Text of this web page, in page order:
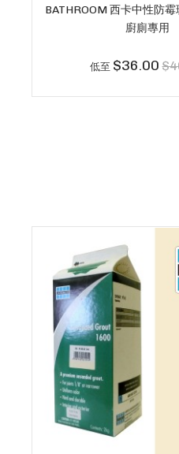
BATHROOM 西卡中性防
廚廁專用
低至 $36.00